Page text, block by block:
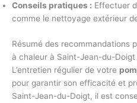
Conseils pratiques : Effectuer
comme le nettoyage extérieur
Résumé des recommandations
à chaleur à Saint-Jean-du-Doigt
L’entretien régulier de votre
pour garantir son efficacité et
Saint-Jean-du-Doigt, il est